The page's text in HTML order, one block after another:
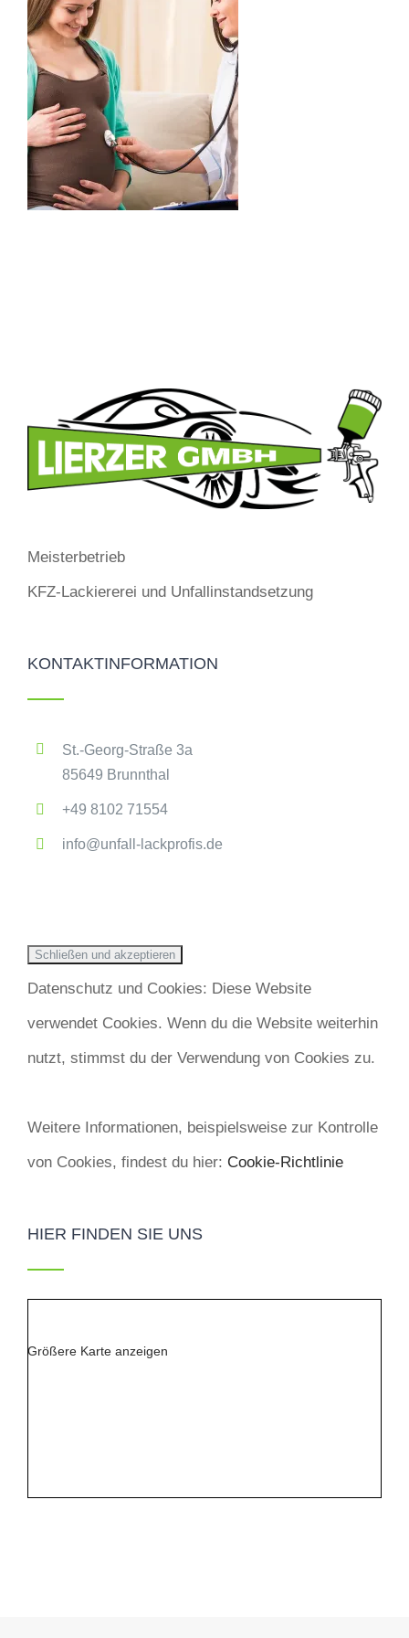
Meisterbetrieb
KFZ-Lackiererei und Unfallinstandsetzung
KONTAKTINFORMATION
St.-Georg-Straße 3a
85649 Brunnthal
+49 8102 71554
info@unfall-lackprofis.de
Datenschutz und Cookies: Diese Website
verwendet Cookies. Wenn du die Website weiterhin
nutzt, stimmst du der Verwendung von Cookies zu.
Weitere Informationen, beispielsweise zur Kontrolle
von Cookies, findest du hier: Cookie-Richtlinie
HIER FINDEN SIE UNS
Größere Karte anzeigen